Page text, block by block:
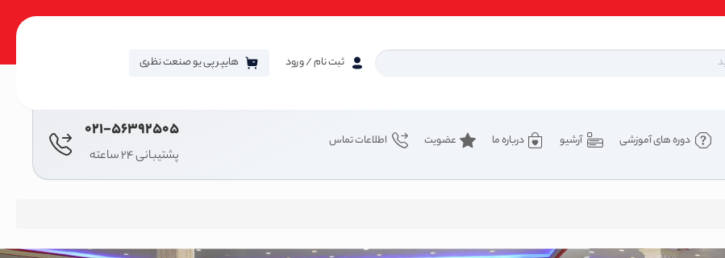
ثبت نام / ورود هایپر پی یو صنعت نظری
دوره های آموزشی آرشیو درباره ما عضویت اطلاعات تماس 021-56392505
پشتیبانی 24 ساعته